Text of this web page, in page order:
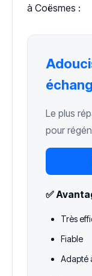
à Coësmes :
Le plus
pour
✅
Très
Fiable
Adapté